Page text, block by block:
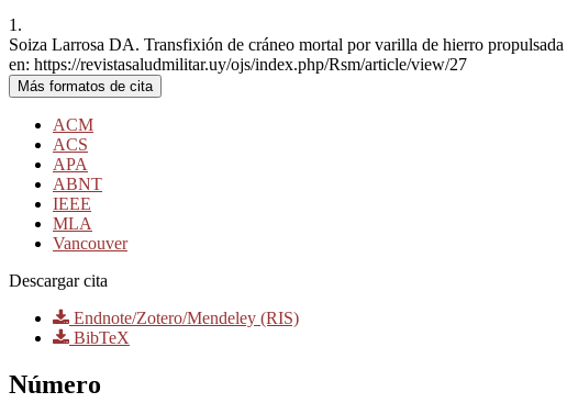
1.
Soiza Larrosa DA. Transfixión de cráneo mortal por varilla de hierro
en: https://revistasaludmilitar.uy/ojs/index.php/Rsm/article/view/27
Más formatos de cita
ACM
ACS
APA
ABNT
IEEE
MLA
Vancouver
Descargar cita
Endnote/Zotero/Mendeley (RIS)
BibTeX
Número